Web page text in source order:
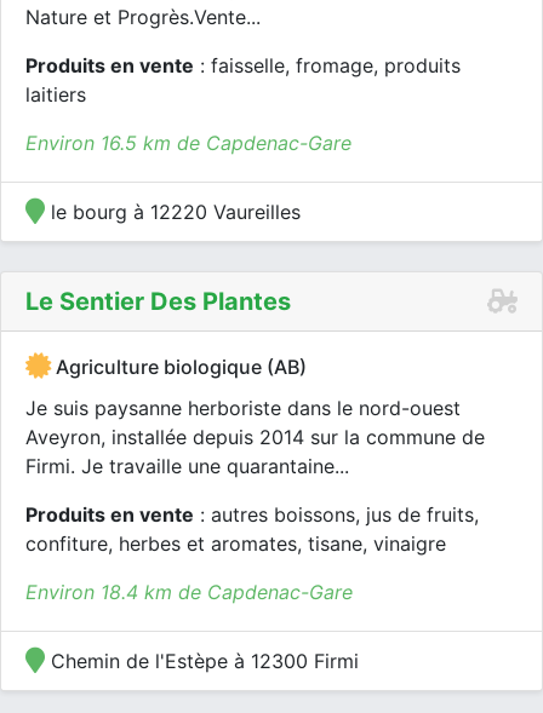
Nature et Progrès.Vente...
Produits en vente : faisselle, fromage, produits
laitiers
Environ 16.5 km de Capdenac-Gare
le bourg à 12220 Vaureilles
Le Sentier Des Plantes
Agriculture biologique (AB)
Je suis paysanne herboriste dans le nord-ouest
Aveyron, installée depuis 2014 sur la commune de
Firmi. Je travaille une quarantaine...
Produits en vente : autres boissons, jus de fruits,
confiture, herbes et aromates, tisane, vinaigre
Environ 18.4 km de Capdenac-Gare
Chemin de l'Estèpe à 12300 Firmi